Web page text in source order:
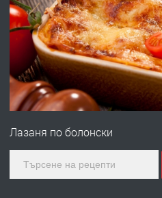
ПРЕДЛАГА
Първи
Войвода"
ПРЕДЛАГА
Лазаня по болонски